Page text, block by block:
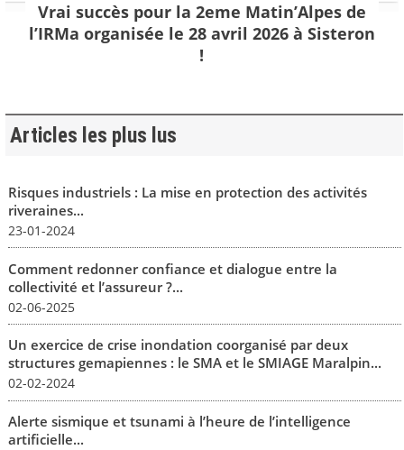
Vrai succès pour la 2eme Matin’Alpes de
l’IRMa organisée le 28 avril 2026 à Sisteron
!
Articles les plus lus
Risques industriels : La mise en protection des activités
riveraines...
23-01-2024
Comment redonner confiance et dialogue entre la
collectivité et l’assureur ?...
02-06-2025
Un exercice de crise inondation coorganisé par deux
structures gemapiennes : le SMA et le SMIAGE Maralpin...
02-02-2024
Alerte sismique et tsunami à l’heure de l’intelligence
artificielle...